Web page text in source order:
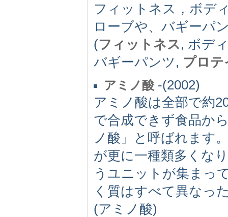
フィットネス，ボデ
ローブや、バギーパ
(フィットネス, ボデ
バギーパンツ, プロテ
アミノ酸 -(2002)
アミノ酸は全部で約
で合成できず食品か
ノ酸」と呼ばれます
が更に一種類多くな
うユニットが集まっ
く質はすべて異なっ
(アミノ酸)